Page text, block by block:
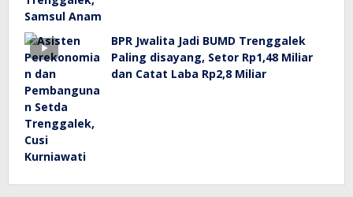
BPR Jwalita Jadi BUMD Trenggalek
Paling disayang, Setor Rp1,48 Miliar
dan Catat Laba Rp2,8 Miliar